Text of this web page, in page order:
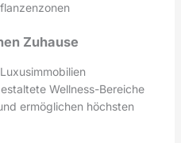
Zuhause
Wellness-Bereiche
ermöglichen höchsten